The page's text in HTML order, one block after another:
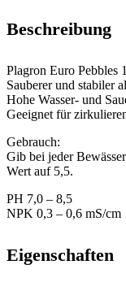
Beschreibung
Plagron Euro Pebbles
Sauberer und stabiler
Hohe Wasser- und
Geeignet für
Gebrauch:
Gib bei jeder
Wert auf 5,5.
PH 7,0 – 8,5
NPK 0,3 – 0,6 mS/cm
Eigenschaften